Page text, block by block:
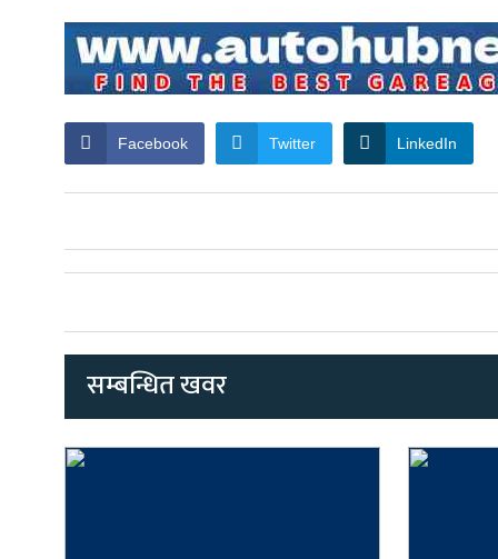
Facebook Twitter LinkedIn
सम्बन्धित खवर